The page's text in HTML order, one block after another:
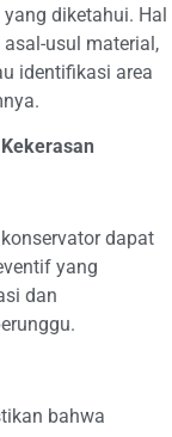
diketahui. Hal
usul material,
identifikasi area
dapat
yang
dan
bahwa